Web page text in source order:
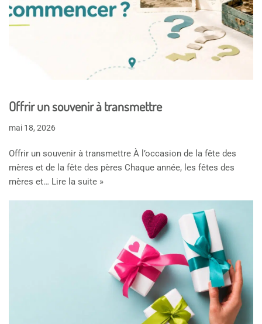
Offrir un souvenir à transmettre
mai 18, 2026
Offrir un souvenir à transmettre À l’occasion de la fête des
mères et de la fête des pères Chaque année, les fêtes des
mères et… Lire la suite »